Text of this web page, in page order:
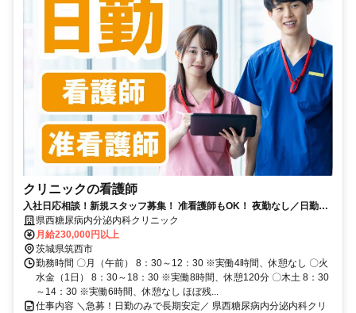
クリニックの看護師
入社日応相談！新規スタッフ募集！ 准看護師もOK！ 夜勤なし／日勤の
みで無理なく働けます！
県西糖尿病内分泌内科クリニック
月給230,000円以上
茨城県筑西市
勤務時間 〇月（午前） 8：30～12：30 ※実働4時間、休憩なし 〇火
水金（1日） 8：30～18：30 ※実働8時間、休憩120分 〇木土 8：30
～14：30 ※実働6時間、休憩なし ほぼ残...
仕事内容 ＼急募！日勤のみで長期安定／ 県西糖尿病内分泌内科クリ